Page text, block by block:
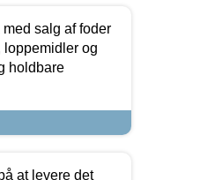
salg af foder
og
holdbare
at levere det